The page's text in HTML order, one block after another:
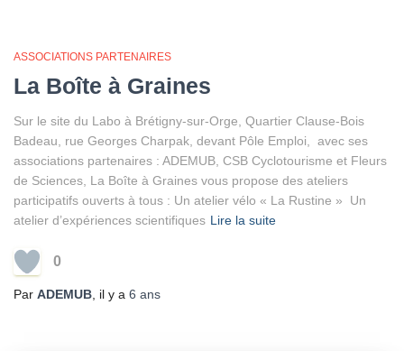
ASSOCIATIONS PARTENAIRES
La Boîte à Graines
Sur le site du Labo à Brétigny-sur-Orge, Quartier Clause-Bois
Badeau, rue Georges Charpak, devant Pôle Emploi, avec ses
associations partenaires : ADEMUB, CSB Cyclotourisme et Fleurs
de Sciences, La Boîte à Graines vous propose des ateliers
participatifs ouverts à tous : Un atelier vélo « La Rustine » Un
atelier d’expériences scientifiques Lire la suite
0
Par ADEMUB , il y a 6 ans